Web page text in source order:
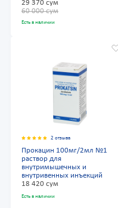
29 370 сум
60 000 сум
Есть в наличии
2 отзыва
Прокацин 100мг/2мл №1
раствор для
внутримышечных и
внутривенных инъекций
18 420 сум
Есть в наличии